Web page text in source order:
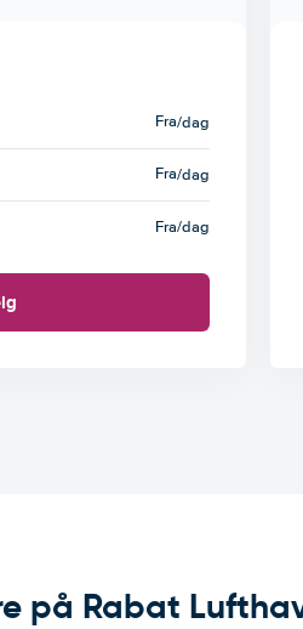
Fra/dag
Fra/dag
Fra/dag
på Rabat